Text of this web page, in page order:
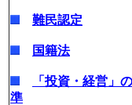
難民認定
国籍法
「投資・経営」
準